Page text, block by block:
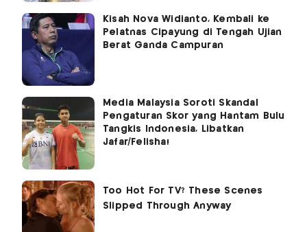
Kisah Nova Widianto, Kembali ke
Pelatnas Cipayung di Tengah Ujian
Berat Ganda Campuran
Media Malaysia Soroti Skandal
Pengaturan Skor yang Hantam Bulu
Tangkis Indonesia, Libatkan
Jafar/Felisha!